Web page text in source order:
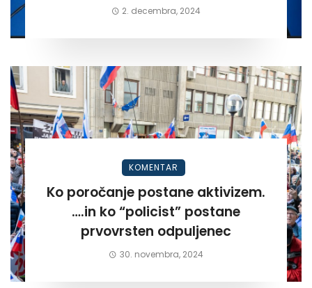
2. decembra, 2024
KOMENTAR
Ko poročanje postane aktivizem.
….in ko “policist” postane
prvovrsten odpuljenec
30. novembra, 2024